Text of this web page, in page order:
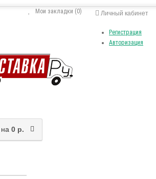
Личный кабинет
Регистрация
Авторизация
Мои закладки (0)
на 0 р.